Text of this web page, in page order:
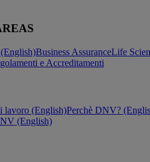
Business AssuranceLife
e Accreditamenti
lavoro (English)Perchè DNV?
(English)